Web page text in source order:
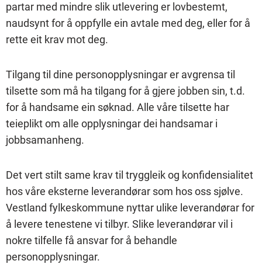
partar med mindre slik utlevering er lovbestemt,
naudsynt for å oppfylle ein avtale med deg, eller for å
rette eit krav mot deg.
Tilgang til dine personopplysningar er avgrensa til
tilsette som må ha tilgang for å gjere jobben sin, t.d.
for å handsame ein søknad. Alle våre tilsette har
teieplikt om alle opplysningar dei handsamar i
jobbsamanheng.
Det vert stilt same krav til tryggleik og konfidensialitet
hos våre eksterne leverandørar som hos oss sjølve.
Vestland fylkeskommune nyttar ulike leverandørar for
å levere tenestene vi tilbyr. Slike leverandørar vil i
nokre tilfelle få ansvar for å behandle
personopplysningar.